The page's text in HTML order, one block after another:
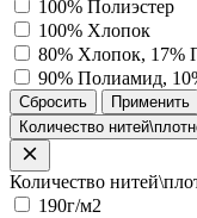
100% Полиэстер
100% Хлопок
80% Хлопок, 17%
90% Полиамид,
Сбросить
Применить
Количество
Количество
190г/м2